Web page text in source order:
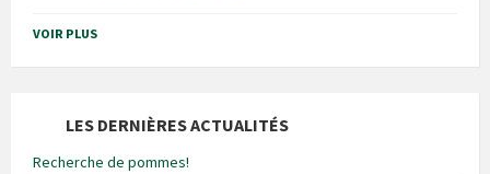
VOIR PLUS
LES DERNIÈRES ACTUALITÉS
Recherche de pommes!